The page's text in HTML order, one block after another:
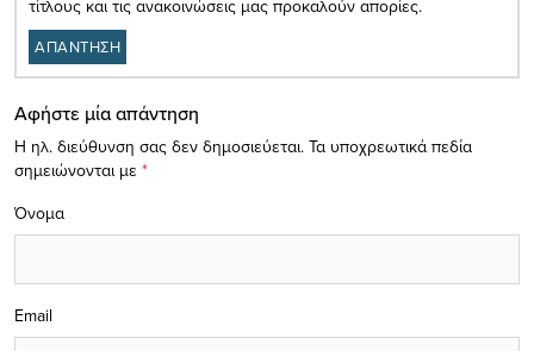
τίτλους και τις ανακοινώσεις μας προκαλούν απορίες.
ΑΠΑΝΤΗΣΗ
Αφήστε μία απάντηση
Η ηλ. διεύθυνση σας δεν δημοσιεύεται. Τα υποχρεωτικά πεδία
σημειώνονται με *
Όνομα
Email